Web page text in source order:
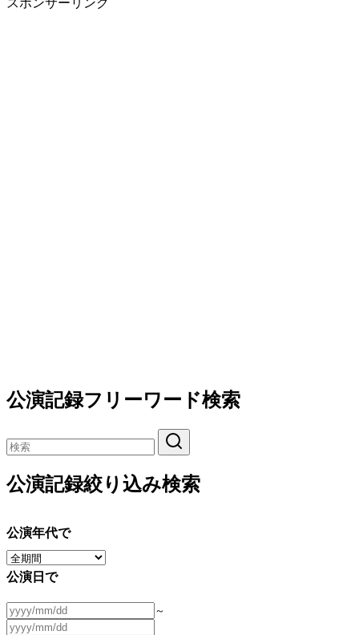
スポンサーリンク
公演記録フリーワード検索
公演記録絞り込み検索
公演年代で
公演日で
～